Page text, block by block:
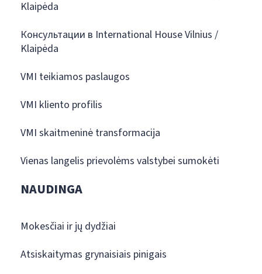
Klaipėda
Консультации в International House Vilnius /
Klaipėda
VMI teikiamos paslaugos
VMI kliento profilis
VMI skaitmeninė transformacija
Vienas langelis prievolėms valstybei sumokėti
NAUDINGA
Mokesčiai ir jų dydžiai
Atsiskaitymas grynaisiais pinigais